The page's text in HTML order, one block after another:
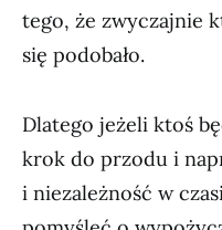
tego, że zwyczajnie
się podobało.
Dlatego jeżeli ktoś
krok do przodu i
i niezależność w